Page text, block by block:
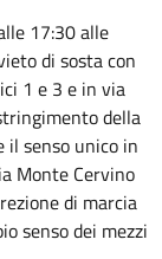
17:30 alle
di sosta con
1 e 3 e in via
della
senso unico in
Monte Cervino
di marcia
senso dei mezzi